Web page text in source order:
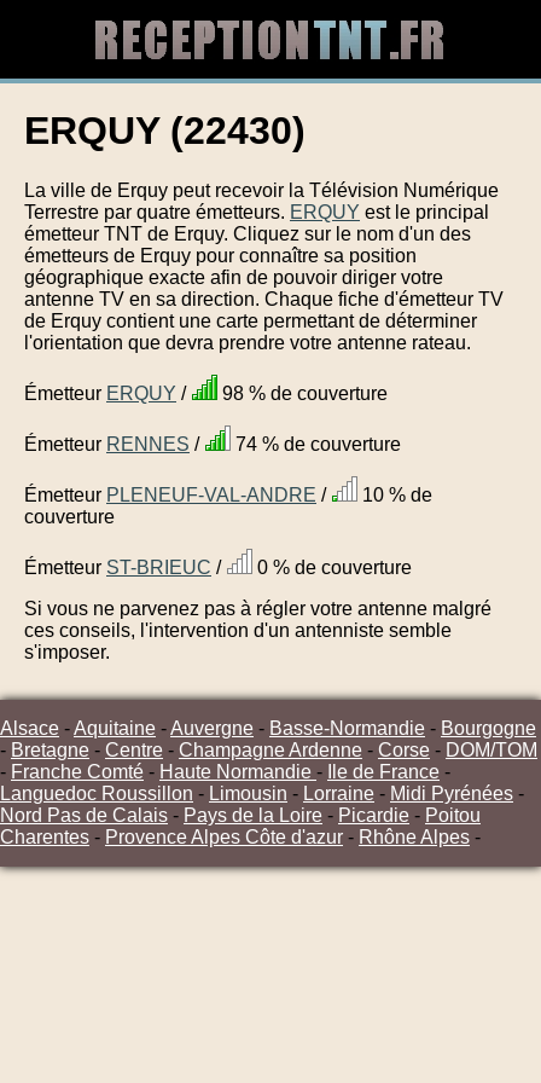
ERQUY (22430)
La ville de Erquy peut recevoir la Télévision Numérique
Terrestre par quatre émetteurs. ERQUY est le principal
émetteur TNT de Erquy. Cliquez sur le nom d'un des
émetteurs de Erquy pour connaître sa position
géographique exacte afin de pouvoir diriger votre
antenne TV en sa direction. Chaque fiche d'émetteur TV
de Erquy contient une carte permettant de déterminer
l'orientation que devra prendre votre antenne rateau.
Émetteur ERQUY / 98 % de couverture
Émetteur RENNES / 74 % de couverture
Émetteur PLENEUF-VAL-ANDRE /
10 % de
couverture
Émetteur ST-BRIEUC /
0 % de couverture
Si vous ne parvenez pas à régler votre antenne malgré
ces conseils, l'intervention d'un antenniste semble
s'imposer.
Alsace -Aquitaine -Auvergne - Basse-Normandie - Bourgogne
- Bretagne - Centre - Champagne Ardenne - Corse - DOM/TOM
- Franche Comté - Haute Normandie - Ile de France -
Languedoc Roussillon - Limousin - Lorraine - Midi Pyrénées -
Nord Pas de Calais - Pays de la Loire - Picardie - Poitou
Charentes - Provence Alpes Côte d'azur - Rhône Alpes -